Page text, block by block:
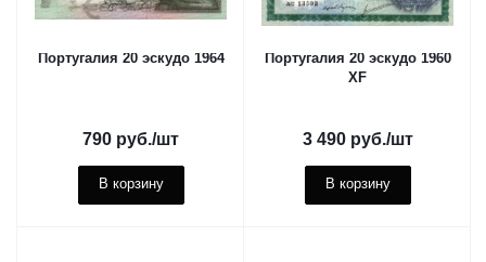
Португалия 20 эскудо 1964
790 руб./шт
В корзину
Португалия 20 эскудо 1960
XF
3 490руб./шт
В корзину